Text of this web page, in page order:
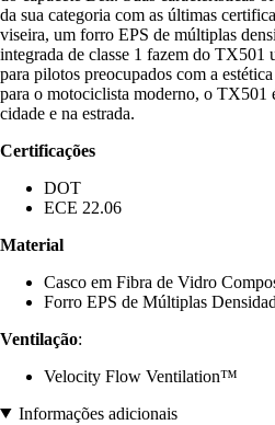
da sua categoria com as últimas
viseira, um forro EPS de múltiplas
integrada de classe 1 fazem do TX501
para pilotos preocupados com a
para o motociclista moderno, o TX501
cidade e na estrada.
Certificações
DOT
ECE 22.06
Material
Casco em Fibra de Vidro
Forro EPS de Múltiplas
Ventilação:
Velocity Flow Ventilation™
Informações adicionais